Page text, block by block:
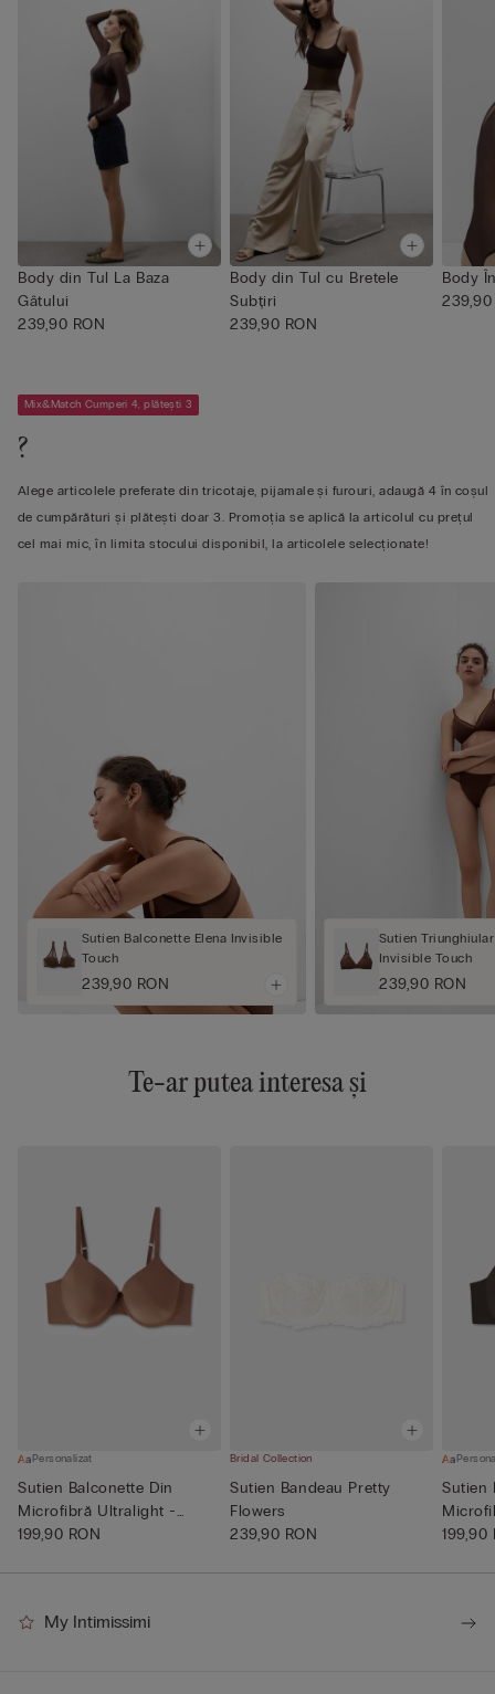
Body din Tul La Baza
Gâtului
239,90 RON
Body din Tul cu Bretele
Subțiri
239,90 RON
Body
239,90
Mix&Match Cumperi 4, plătești 3
?
Alege articolele preferate din tricotaje, pijamale și furouri, adaugă 4 în coșul
de cumpărături și plătești doar 3. Promoția se aplică la articolul cu prețul
cel mai mic, în limita stocului disponibil, la articolele selecționate!
Sutien Balconette Elena Invisible
Touch
239,90 RON
Sutien
Invisible Touch
239,90 RON
Te-ar putea interesa și
Personalizat
Sutien Balconette Din
Microfibră Ultralight -
Fran...
199,90 RON
Bridal Collection
Sutien Bandeau Pretty
Flowers
239,90 RON
Sutien
Fran...
199,90
My Intimissimi